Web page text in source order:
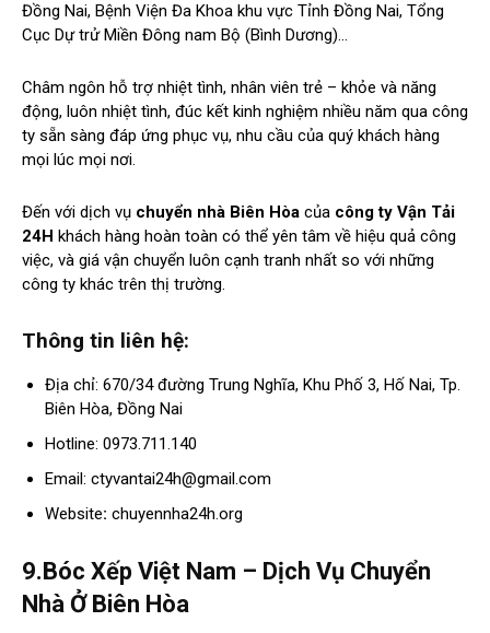
Đồng Nai, Bệnh Viện Đa Khoa khu vực Tỉnh Đồng Nai, Tổng
Cục Dự trử Miền Đông nam Bộ (Bình Dương)…
Châm ngôn hỗ trợ nhiệt tình, nhân viên trẻ – khỏe và năng
động, luôn nhiệt tình, đúc kết kinh nghiệm nhiều năm qua công
ty sẵn sàng đáp ứng phục vụ, nhu cầu của quý khách hàng
mọi lúc mọi nơi.
Đến với dịch vụ chuyển nhà Biên Hòa của công ty Vận Tải
24H khách hàng hoàn toàn có thể yên tâm về hiệu quả công
việc, và giá vận chuyển luôn cạnh tranh nhất so với những
công ty khác trên thị trường.
Thông tin liên hệ:
Địa chỉ: 670/34 đường Trung Nghĩa, Khu Phố 3, Hố Nai, Tp.
Biên Hòa, Đồng Nai
Hotline: 0973.711.140
Email: ctyvantai24h@gmail.com
Website: chuyennha24h.org
9.Bóc Xếp Việt Nam – Dịch Vụ Chuyển
Nhà Ở Biên Hòa